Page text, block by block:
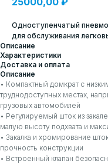
Одноступенчатый
для обслуживания
Описание
Характеристики
Доставка и оплата
Описание
• Компактный домкрат с
труднодоступных местах,
грузовых автомобилей
• Регулируемый шток из
малую высоту подхвата и
• Закалка и хромирование
прочность конструкции
• Встроенный клапан